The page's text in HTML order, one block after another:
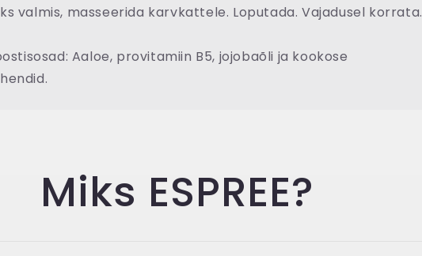
valmis, masseerida karvkattele. Loputada. Vajadusel korrata.
Aaloe, provitamiin B5, jojobaõli ja kookose
Miks ESPREE?